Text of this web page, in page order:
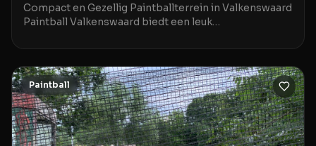
Compact en Gezellig Paintballterrein in Valkenswaard
Paintball Valkenswaard biedt een leuk
het t
Paintball